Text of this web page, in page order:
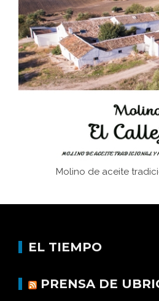
El Frente Popular. Ubrique,
Juntar las letras. La
afán de saber a la autogestión
Historia y vivencias del
Molino de aceite
EL TIEMPO
PRENSA DE